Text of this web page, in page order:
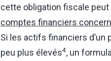
cette obligation fiscale peut
comptes financiers
Si les actifs financiers d’un
peu plus élevés4, un